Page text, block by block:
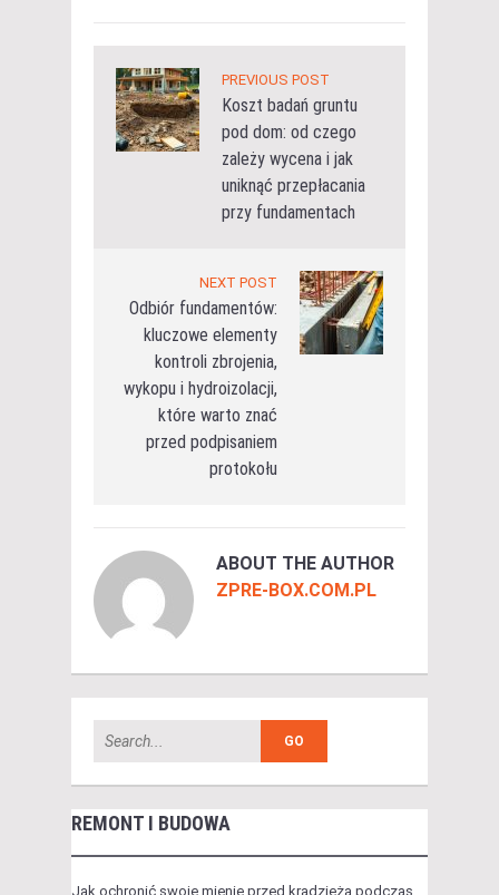
PREVIOUS POST
Koszt badań gruntu
pod dom: od czego
zależy wycena i jak
uniknąć przepłacania
przy fundamentach
NEXT POST
Odbiór fundamentów:
kluczowe elementy
kontroli zbrojenia,
wykopu i hydroizolacji,
które warto znać
przed podpisaniem
protokołu
ABOUT THE AUTHOR
ZPRE-BOX.COM.PL
REMONT I BUDOWA
Jak ochronić swoje mienie przed kradzieżą podczas